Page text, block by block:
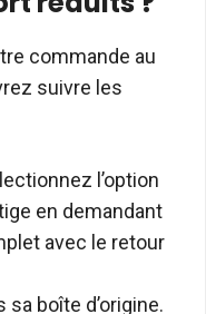
commande au
suivre les
l’option
en demandant
avec le retour
boîte d’origine.